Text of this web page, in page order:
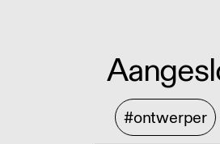
#ontwerper